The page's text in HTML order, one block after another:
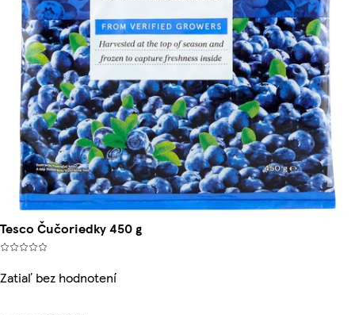
Tesco Čučoriedky 450 g
Zatiaľ bez hodnotení